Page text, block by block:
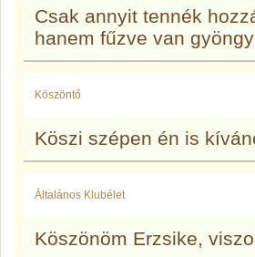
Csak annyit tennék
hanem fűzve van
Köszöntő
Köszi szépen én is
Àltalános Klubélet
Köszönöm Erzsike,